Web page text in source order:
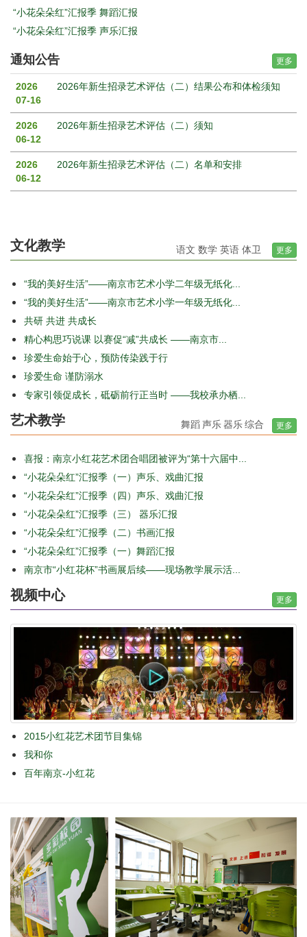
“小花朵朵红”汇报季 舞蹈汇报
“小花朵朵红”汇报季 声乐汇报
通知公告 更多
2026
07-16
2026年新生招录艺术评估（二）结果公布和体检须知
2026
06-12
2026年新生招录艺术评估（二）须知
2026
06-12
2026年新生招录艺术评估（二）名单和安排
文化教学 语文 数学 英语 体卫 更多
“我的美好生活”——南京市艺术小学二年级无纸化...
“我的美好生活”——南京市艺术小学一年级无纸化...
共研 共进 共成长
精心构思巧说课 以赛促“减”共成长 ——南京市...
珍爱生命始于心，预防传染践于行
珍爱生命 谨防溺水
专家引领促成长，砥砺前行正当时 ——我校承办栖...
艺术教学 舞蹈声乐器乐综合 更多
喜报：南京小红花艺术团合唱团被评为“第十六届中...
“小花朵朵红”汇报季（一）声乐、戏曲汇报
“小花朵朵红”汇报季（四）声乐、戏曲汇报
“小花朵朵红”汇报季（三） 器乐汇报
“小花朵朵红”汇报季（二）书画汇报
“小花朵朵红”汇报季（一）舞蹈汇报
南京市“小红花杯”书画展后续——现场教学展示活...
视频中心 更多
2015小红花艺术团节目集锦
我和你
百年南京-小红花